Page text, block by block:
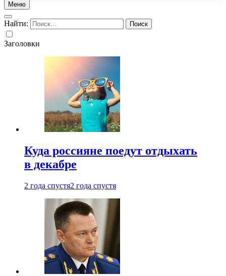
Меню
Найти:
Заголовки
Куда россияне поедут отдыхать
в декабре
2 года спустя2 года спустя